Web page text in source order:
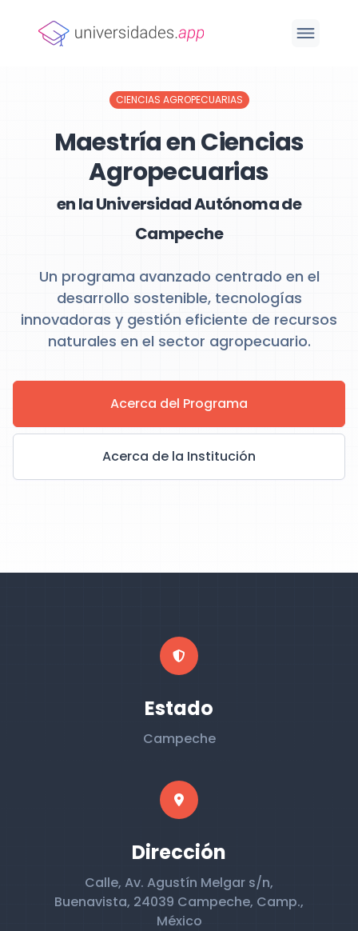
CIENCIAS AGROPECUARIAS
Maestría en Ciencias
Agropecuarias
en la Universidad Autónoma de
Campeche
Un programa avanzado centrado en el
desarrollo sostenible, tecnologías
innovadoras y gestión eficiente de recursos
naturales en el sector agropecuario.
Acerca del Programa
Acerca de la Institución
Estado
Campeche
Dirección
Calle, Av. Agustín Melgar s/n,
Buenavista, 24039 Campeche, Camp.,
México